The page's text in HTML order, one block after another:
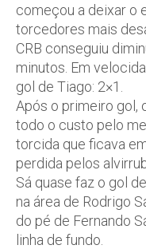
começou a deixar o
torcedores mais
CRB conseguiu
minutos. Em
gol de Tiago: 2×1.
Após o primeiro gol,
todo o custo pelo
torcida que ficava
perdida pelos
Sá quase faz o gol
na área de Rodrigo
do pé de Fernando
linha de fundo.